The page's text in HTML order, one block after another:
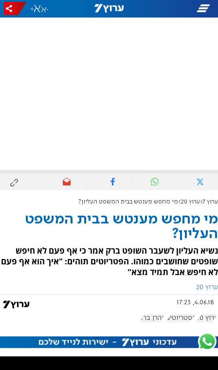
-
+
ערוץ 7 ערוץ 20 מי מחפש מענטש בבית המשפט העליון?
מי מחפש מענטש בבית המשפט
העליון?
נשיא העליון לשעבר השופט ברק אמר כי אף פעם לא חיפש
שופטים שחושבים כמוהו. הפטריוטים תוהים: "איך הוא אף פעם
לא חיפש אבל תמיד מצא"
ערוץ 20
4.06.18, 17:23
ערוץ 20 הפטריוטים אהרן ברק